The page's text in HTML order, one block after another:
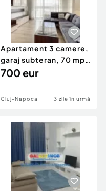
Apartament 3 camere,
garaj subteran, 70 mp,
AC, CT, balcon,
700 eur
Cluj-Napoca 3 zile în urmă